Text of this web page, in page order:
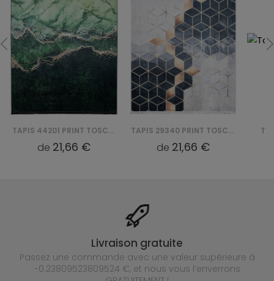
TAPIS 44201 PRINT TOSCANA
de 21,66 €
TAPIS 29340 PRINT TOSCANA
de 21,66 €
Livraison gratuite
Passez une commande avec une valeur supérieure à
-0.23809523809524 €, et nous vous l’enverrons